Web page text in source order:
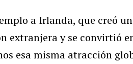
a Irlanda, que creó
extranjera y se convirtió
esa misma atracción